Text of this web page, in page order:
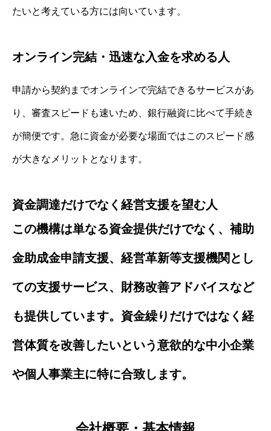
たいと考えている方には向いています。
オンライン完結・迅速な入金を求める人
申請から契約までオンラインで完結できるサービスがあ
り、審査スピードも速いため、銀行融資に比べて手続き
が簡便です。急に資金が必要な場面ではこのスピード感
が大きなメリットとなります。
資金調達だけでなく経営支援を望む人
この機構は単なる資金提供だけでなく、補助
金助成金申請支援、経営革新等支援機関とし
ての支援サービス、財務改善アドバイスなど
も提供しています。資金繰りだけではなく経
営体質を改善したいという意欲的な中小企業
や個人事業主に特に合致します。